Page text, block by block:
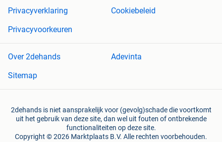
Privacyverklaring
Cookiebeleid
Privacyvoorkeuren
Over 2dehands
Adevinta
Sitemap
2dehands is niet aansprakelijk voor (gevolg)schade die voortkomt
uit het gebruik van deze site, dan wel uit fouten of ontbrekende
functionaliteiten op deze site.
Copyright © 2026 Marktplaats B.V. Alle rechten voorbehouden.